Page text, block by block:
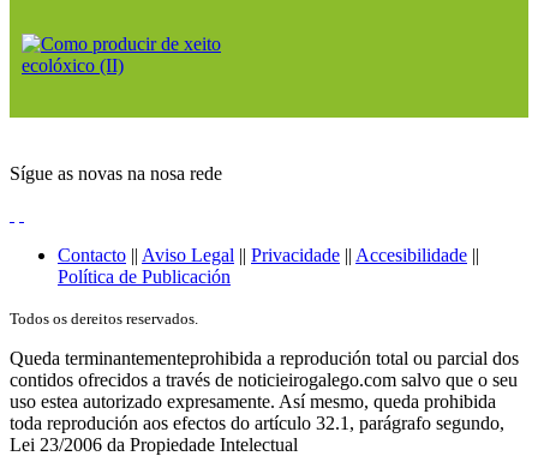
Sígue as novas na nosa rede
Contacto || Aviso Legal || Privacidade || Accesibilidade ||
Política de Publicación
Todos os dereitos reservados.
Queda terminantementeprohibida a reprodución total ou parcial dos
contidos ofrecidos a través de noticieirogalego.com salvo que o seu
uso estea autorizado expresamente. Así mesmo, queda prohibida
toda reprodución aos efectos do artículo 32.1, parágrafo segundo,
Lei 23/2006 da Propiedade Intelectual